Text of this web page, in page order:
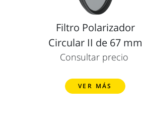
Filtro Polarizador
Circular II de 67 mm
Consultar precio
VER MÁS